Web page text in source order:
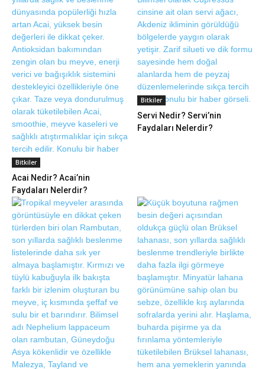
Bitkiler
Acai Nedir? Acai’nin
Faydaları Nelerdir?
Bitkiler
Servi Nedir? Servi’nin
Faydaları Nelerdir?